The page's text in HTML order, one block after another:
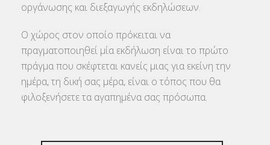
οργάνωσης και διεξαγωγής εκδηλώσεων.
Ο χώρος στον οποίο πρόκειται να
πραγματοποιηθεί μία εκδήλωση είναι το πρώτο
πράγμα που σκέφτεται κανείς μιας για εκείνη την
ημέρα, τη δική σας μέρα, είναι ο τόπος που θα
φιλοξενήσετε τα αγαπημένα σας πρόσωπα.